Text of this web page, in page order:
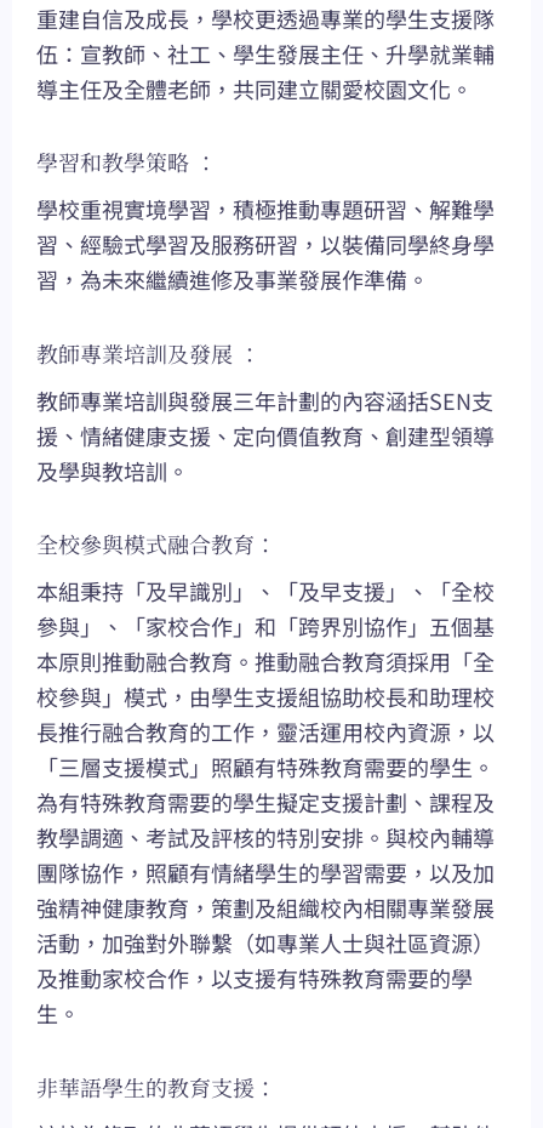
重建自信及成長，學校更透過專業的學生支援隊
伍：宣教師、社工、學生發展主任、升學就業輔
導主任及全體老師，共同建立關愛校園文化。
學習和教學策略 ：
學校重視實境學習，積極推動專題研習、解難學
習、經驗式學習及服務研習，以裝備同學終身學
習，為未來繼續進修及事業發展作準備。
教師專業培訓及發展 ：
教師專業培訓與發展三年計劃的內容涵括SEN支
援、情緒健康支援、定向價值教育、創建型領導
及學與教培訓。
全校參與模式融合教育：
本組秉持「及早識別」、「及早支援」、「全校
參與」、「家校合作」和「跨界別協作」五個基
本原則推動融合教育。推動融合教育須採用「全
校參與」模式，由學生支援組協助校長和助理校
長推行融合教育的工作，靈活運用校內資源，以
「三層支援模式」照顧有特殊教育需要的學生。
為有特殊教育需要的學生擬定支援計劃、課程及
教學調適、考試及評核的特別安排。與校內輔導
團隊協作，照顧有情緒學生的學習需要，以及加
強精神健康教育，策劃及組織校內相關專業發展
活動，加強對外聯繫（如專業人士與社區資源）
及推動家校合作，以支援有特殊教育需要的學
生。
非華語學生的教育支援：